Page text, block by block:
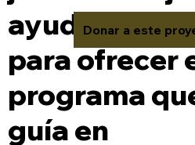
ayuda es
para ofrecer
programa
guía en
Donar a este